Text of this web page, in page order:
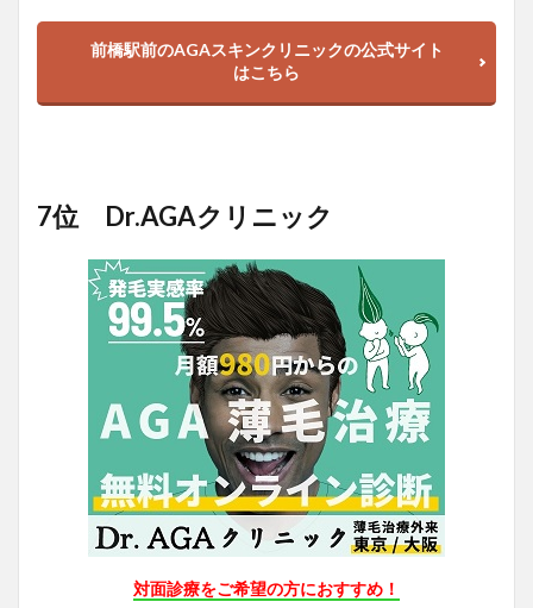
前橋駅前のAGAスキンクリニックの公式サイト
はこちら
7位 Dr.AGAクリニック
対面診療をご希望の方におすすめ！